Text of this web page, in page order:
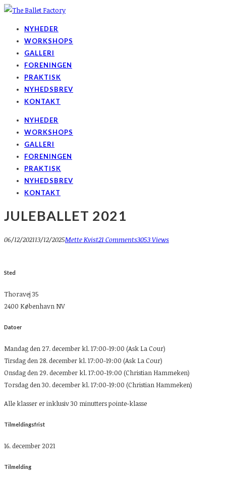
NYHEDER
WORKSHOPS
GALLERI
FORENINGEN
PRAKTISK
NYHEDSBREV
KONTAKT
NYHEDER
WORKSHOPS
GALLERI
FORENINGEN
PRAKTISK
NYHEDSBREV
KONTAKT
JULEBALLET 2021
06/12/202113/12/2025Mette Kvist21 Comments3053 Views
Sted
Thoravej 35
2400 København NV
Datoer
Mandag den 27. december kl. 17:00-19:00 (Ask La Cour)
Tirsdag den 28. december kl. 17:00-19:00 (Ask La Cour)
Onsdag den 29. december kl. 17:00-19:00 (Christian Hammeken)
Torsdag den 30. december kl. 17:00-19:00 (Christian Hammeken)
Alle klasser er inklusiv 30 minutters pointe-klasse
Tilmeldingsfrist
16. december 2021
Tilmelding